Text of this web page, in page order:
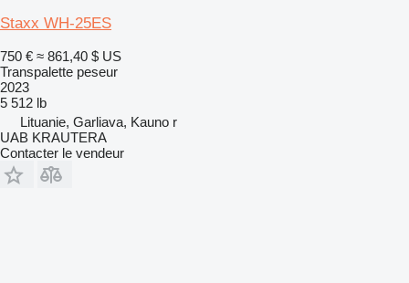
Staxx WH-25ES
750 € ≈ 861,40 $ US
Transpalette peseur
2023
5 512 lb
Lituanie, Garliava, Kauno r
UAB KRAUTERA
Contacter le vendeur